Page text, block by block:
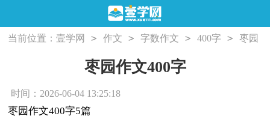
当前位置：壹学网 > 作文 > 字数作文 > 400字 >
枣园
枣园作文400字
时间：2026-06-04 13:25:18
枣园作文400字5篇